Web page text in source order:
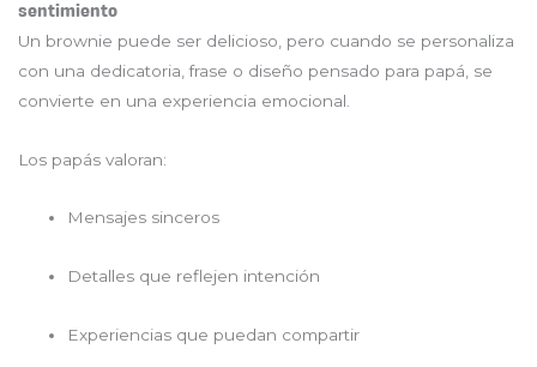
sentimiento
Un brownie puede ser delicioso, pero cuando se personaliza
con una dedicatoria, frase o diseño pensado para papá, se
convierte en una experiencia emocional.
Los papás valoran:
Mensajes sinceros
Detalles que reflejen intención
Experiencias que puedan compartir